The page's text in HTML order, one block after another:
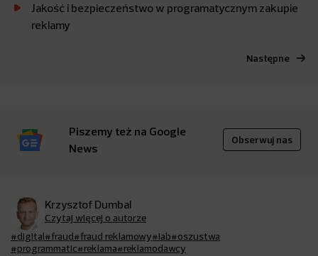
Jakość i bezpieczeństwo w programatycznym zakupie
reklamy
Następne
Piszemy też na Google
News
Obserwuj nas
Krzysztof Dumbal
Czytaj więcej o autorze
#digital#fraud#fraud reklamowy#iab#oszustwa
#programmatic#reklama#reklamodawcy